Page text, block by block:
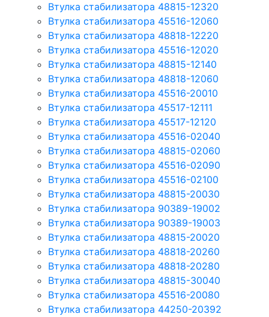
Втулка стабилизатора 48815-12320
Втулка стабилизатора 45516-12060
Втулка стабилизатора 48818-12220
Втулка стабилизатора 45516-12020
Втулка стабилизатора 48815-12140
Втулка стабилизатора 48818-12060
Втулка стабилизатора 45516-20010
Втулка стабилизатора 45517-12111
Втулка стабилизатора 45517-12120
Втулка стабилизатора 45516-02040
Втулка стабилизатора 48815-02060
Втулка стабилизатора 45516-02090
Втулка стабилизатора 45516-02100
Втулка стабилизатора 48815-20030
Втулка стабилизатора 90389-19002
Втулка стабилизатора 90389-19003
Втулка стабилизатора 48815-20020
Втулка стабилизатора 48818-20260
Втулка стабилизатора 48818-20280
Втулка стабилизатора 48815-30040
Втулка стабилизатора 45516-20080
Втулка стабилизатора 44250-20392